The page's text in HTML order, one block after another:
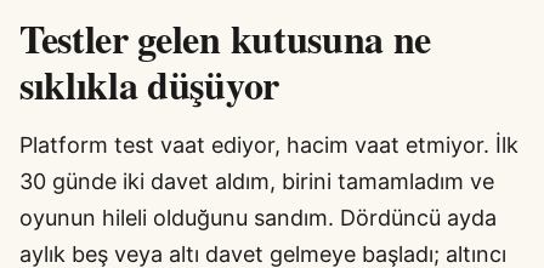
Testler gelen kutusuna ne
sıklıkla düşüyor
Platform test vaat ediyor, hacim vaat etmiyor. İlk
30 günde iki davet aldım, birini tamamladım ve
oyunun hileli olduğunu sandım. Dördüncü ayda
aylık beş veya altı davet gelmeye başladı; altıncı